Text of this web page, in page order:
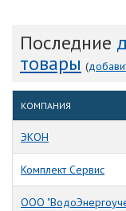
Последние
товары (
КОМПАНИЯ
ЭКОН
Комплект Сервис
ООО